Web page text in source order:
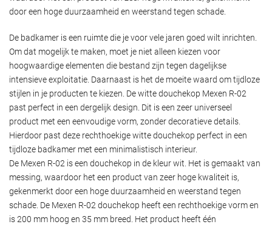
door een hoge duurzaamheid en weerstand tegen schade.
De badkamer is een ruimte die je voor vele jaren goed wilt inrichten.
Om dat mogelijk te maken, moet je niet alleen kiezen voor
hoogwaardige elementen die bestand zijn tegen dagelijkse
intensieve exploitatie. Daarnaast is het de moeite waard om tijdloze
stijlen in je producten te kiezen. De witte douchekop Mexen R-02
past perfect in een dergelijk design. Dit is een zeer universeel
product met een eenvoudige vorm, zonder decoratieve details.
Hierdoor past deze rechthoekige witte douchekop perfect in een
tijdloze badkamer met een minimalistisch interieur.
De Mexen R-02 is een douchekop in de kleur wit. Het is gemaakt van
messing, waardoor het een product van zeer hoge kwaliteit is,
gekenmerkt door een hoge duurzaamheid en weerstand tegen
schade. De Mexen R-02 douchekop heeft een rechthoekige vorm en
is 200 mm hoog en 35 mm breed. Het product heeft één